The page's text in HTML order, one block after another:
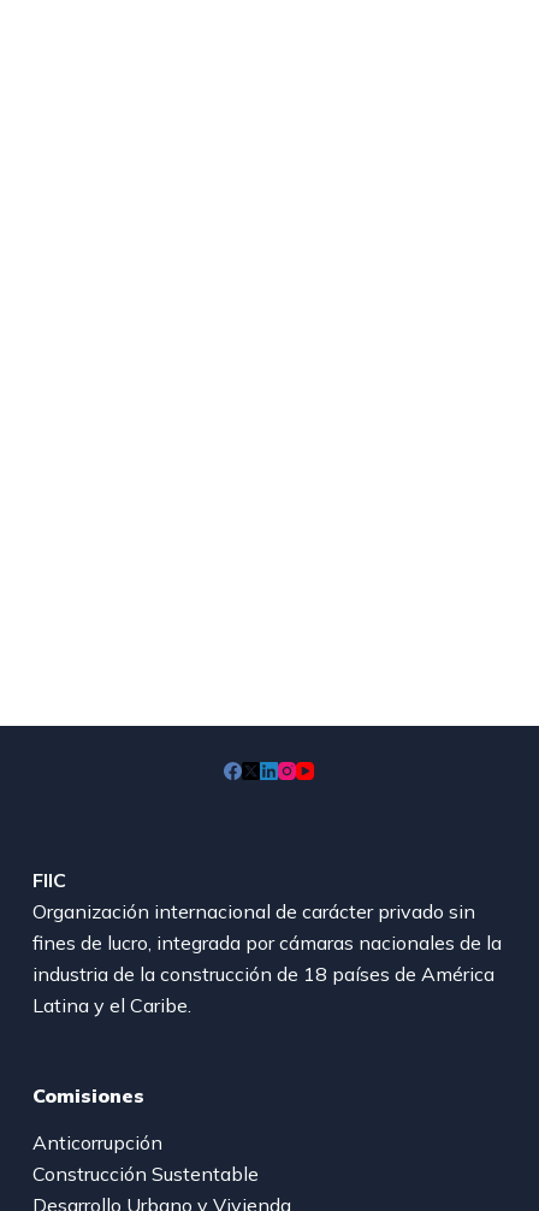
FIIC
Organización internacional de carácter privado sin
fines de lucro, integrada por cámaras nacionales de la
industria de la construcción de 18 países de América
Latina y el Caribe.
Comisiones
Anticorrupción
Construcción Sustentable
Desarrollo Urbano y Vivienda